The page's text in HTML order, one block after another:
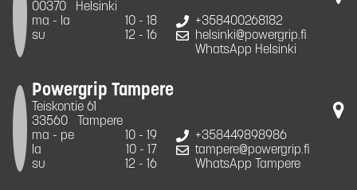
00370
Helsinki
ma - la
10 - 18
su
12 - 16
+358400268182
helsinki@powergrip.fi
WhatsApp Helsinki
Powergrip Tampere
Teiskontie 61
33560
Tampere
ma - pe
10 - 19
la
10 - 17
su
12 - 16
+358449898986
tampere@powergrip.fi
WhatsApp Tampere